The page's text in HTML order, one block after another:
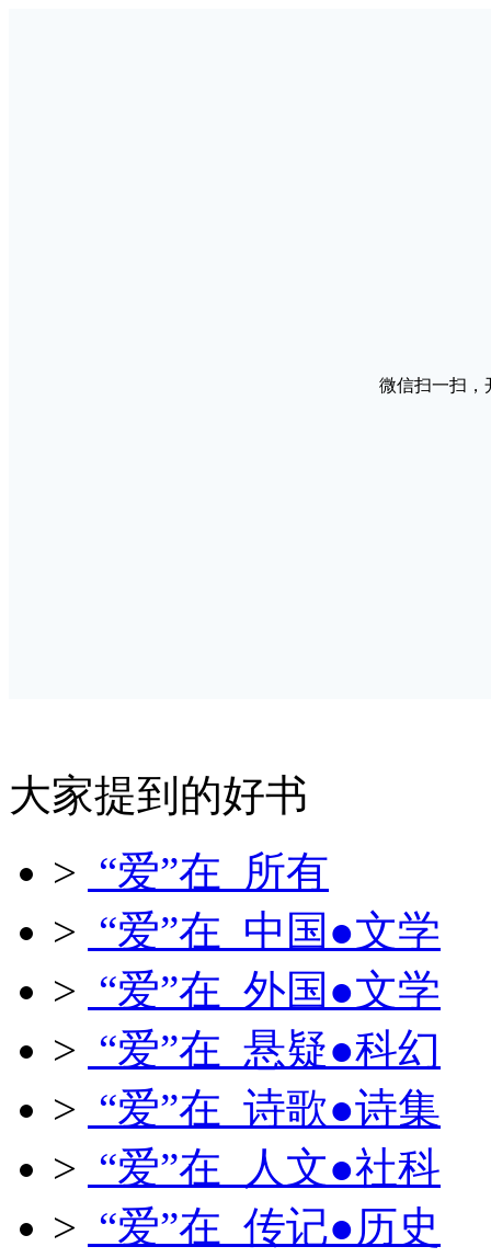
微信扫一扫，
大家提到的好书
> “爱”在 所有
> “爱”在 中国●文学
> “爱”在 外国●文学
> “爱”在 悬疑●科幻
> “爱”在 诗歌●诗集
> “爱”在 人文●社科
> “爱”在 传记●历史